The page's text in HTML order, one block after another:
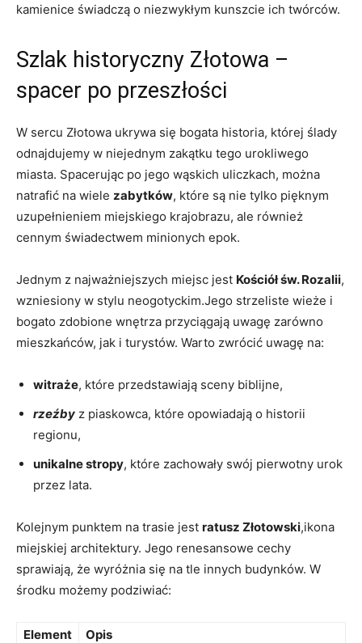
kamienice świadczą ⁢o niezwykłym kunszcie ich‍ twórców.
Szlak historyczny ‌Złotowa –
spacer po przeszłości
W sercu Złotowa ukrywa się bogata historia, której‌ ślady
odnajdujemy w niejednym zakątku tego ​urokliwego‌
miasta. ⁣Spacerując ‌po jego wąskich uliczkach, można
natrafić na wiele zabytków, które są‍ nie ⁤tylko pięknym
uzupełnieniem miejskiego krajobrazu, ale ‍również
‌cennym świadectwem minionych epok.
Jednym z najważniejszych miejsc⁣ jest Kościół św. Rozalii,
wzniesiony w⁣ stylu‌ neogotyckim.Jego strzeliste ‌wieże i
bogato zdobione wnętrza przyciągają⁣ uwagę zarówno
mieszkańców, jak i ‍turystów. Warto zwrócić uwagę na:
witraże, ​które przedstawiają sceny biblijne,
rzeźby z piaskowca, które opowiadają o historii
regionu,
unikalne stropy, które zachowały swój pierwotny urok
przez lata.
Kolejnym ⁤punktem na trasie jest ratusz⁣ Złotowski,ikona⁤
miejskiej architektury. ⁤Jego renesansowe cechy
sprawiają, że wyróżnia się na tle innych budynków. W
środku możemy podziwiać:
Element
Opis